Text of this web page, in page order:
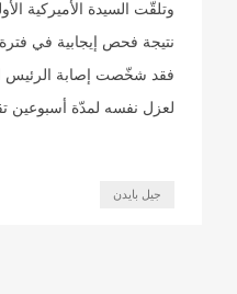
وتلقّت السيدة الأميركية
نتيجة فحص إيجابية في
لعزل نفسه لمدّة أسبوعين
جيل بايدن